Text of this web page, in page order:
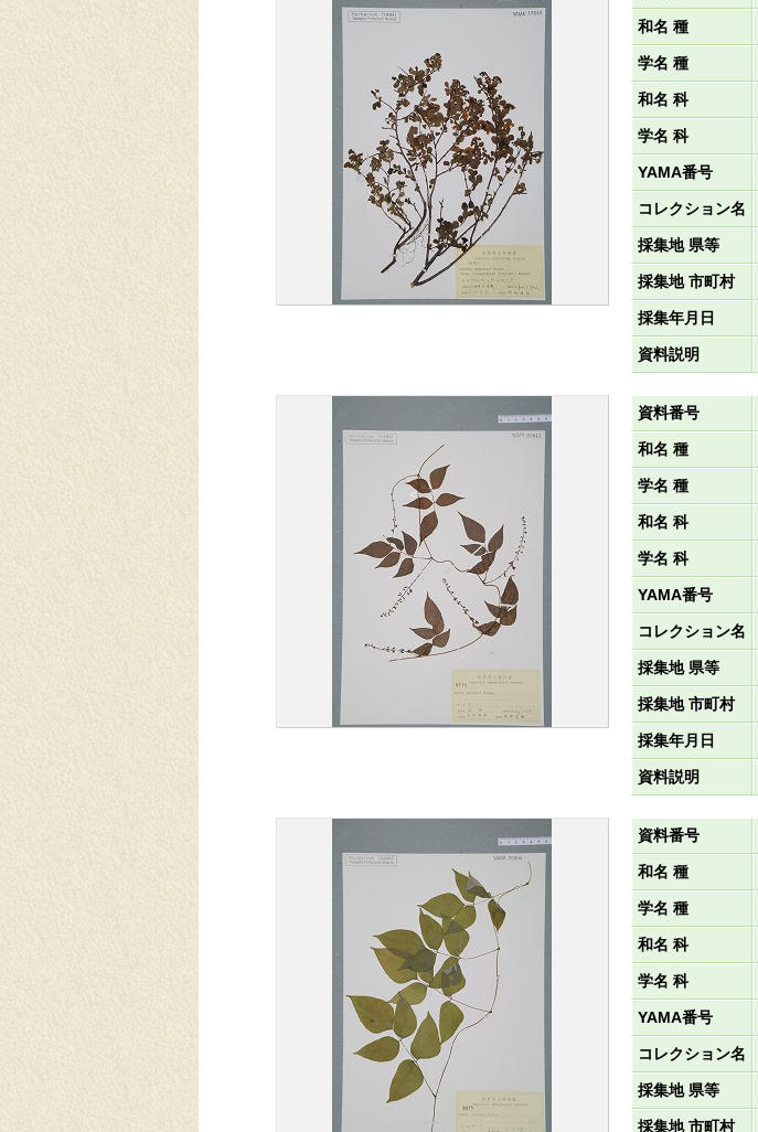
和名 種
学名 種
和名 科
学名 科
YAMA番号
コレクション名
採集地 県等
採集地 市町村
採集年月日
資料説明
資料番号
和名 種
学名 種
和名 科
学名 科
YAMA番号
コレクション名
採集地 県等
採集地 市町村
採集年月日
資料説明
資料番号
和名 種
学名 種
和名 科
学名 科
YAMA番号
コレクション名
採集地 県等
採集地 市町村